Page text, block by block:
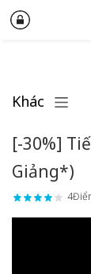
Khác
[-30%]
Giảng*)